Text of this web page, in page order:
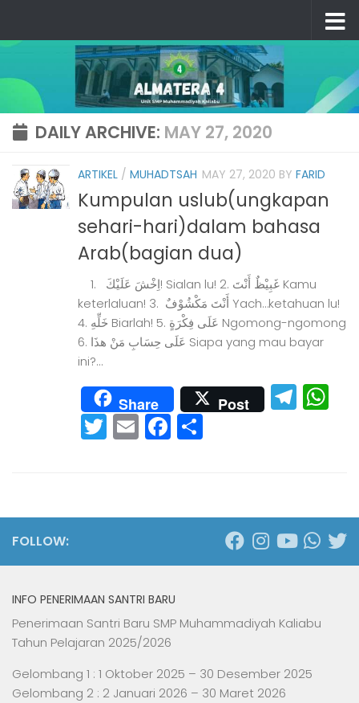
DAILY ARCHIVE: MAY 27, 2020
ARTIKEL / MUHADTSAH MAY 27, 2020 BY FARID
Kumpulan uslub(ungkapan
sehari-hari)dalam bahasa
Arab(bagian dua)
1. اِخْشَ عَلَيْكَ! Sialan lu! 2. غَبِيْظٌ أَنْتَ Kamu
keterlaluan! 3. أَنْتَ مَكْشُوْفٌ Yach…ketahuan lu!
4. خَلِّهِ Biarlah! 5. عَلَى فِكْرَةٍ Ngomong-ngomong
6. عَلَى حِسَابِ مَنْ هذَا Siapa yang mau bayar
ini?...
Share Post
Twitter
EmailFacebook
FOLLOW:
INFO PENERIMAAN SANTRI BARU
Penerimaan Santri Baru SMP Muhammadiyah Kaliabu
Tahun Pelajaran 2025/2026
Gelombang 1 : 1 Oktober 2025 – 30 Desember 2025
Gelombang 2 : 2 Januari 2026 – 30 Maret 2026